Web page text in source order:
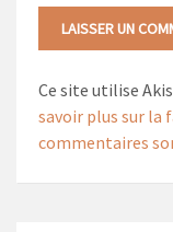
Ce site utilise
savoir plus sur la
commentaires